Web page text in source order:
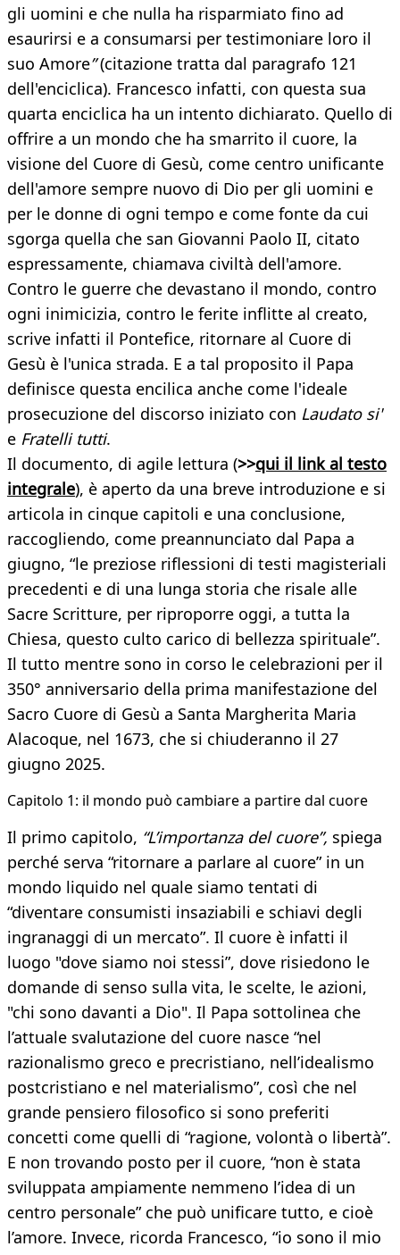
gli uomini e che nulla ha risparmiato fino ad
esaurirsi e a consumarsi per testimoniare loro il
suo Amore”(citazione tratta dal paragrafo 121
dell'enciclica). Francesco infatti, con questa sua
quarta enciclica ha un intento dichiarato. Quello di
offrire a un mondo che ha smarrito il cuore, la
visione del Cuore di Gesù, come centro unificante
dell'amore sempre nuovo di Dio per gli uomini e
per le donne di ogni tempo e come fonte da cui
sgorga quella che san Giovanni Paolo II, citato
espressamente, chiamava civiltà dell'amore.
Contro le guerre che devastano il mondo, contro
ogni inimicizia, contro le ferite inflitte al creato,
scrive infatti il Pontefice, ritornare al Cuore di
Gesù è l'unica strada. E a tal proposito il Papa
definisce questa encilica anche come l'ideale
prosecuzione del discorso iniziato con Laudato si'
e Fratelli tutti.
Il documento, di agile lettura (>>qui il link al testo
integrale), è aperto da una breve introduzione e si
articola in cinque capitoli e una conclusione,
raccogliendo, come preannunciato dal Papa a
giugno, “le preziose riflessioni di testi magisteriali
precedenti e di una lunga storia che risale alle
Sacre Scritture, per riproporre oggi, a tutta la
Chiesa, questo culto carico di bellezza spirituale”.
Il tutto mentre sono in corso le celebrazioni per il
350° anniversario della prima manifestazione del
Sacro Cuore di Gesù a Santa Margherita Maria
Alacoque, nel 1673, che si chiuderanno il 27
giugno 2025.
​Capitolo 1: il mondo può cambiare a partire dal cuore
Il primo capitolo, “L’importanza del cuore”, spiega
perché serva “ritornare a parlare al cuore” in un
mondo liquido nel quale siamo tentati di
“diventare consumisti insaziabili e schiavi degli
ingranaggi di un mercato”. Il cuore è infatti il
luogo "dove siamo noi stessi”, dove risiedono le
domande di senso sulla vita, le scelte, le azioni,
"chi sono davanti a Dio". Il Papa sottolinea che
l’attuale svalutazione del cuore nasce “nel
razionalismo greco e precristiano, nell’idealismo
postcristiano e nel materialismo”, così che nel
grande pensiero filosofico si sono preferiti
concetti come quelli di “ragione, volontà o libertà”.
E non trovando posto per il cuore, “non è stata
sviluppata ampiamente nemmeno l’idea di un
centro personale” che può unificare tutto, e cioè
l’amore. Invece, ricorda Francesco, “io sono il mio